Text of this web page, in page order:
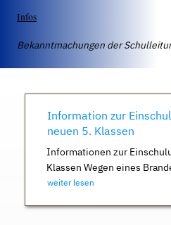
Infos
Bekanntmachungen der
Information zur
neuen 5. Klassen
Informationen zur
Klassen Wegen eines
weiter lesen